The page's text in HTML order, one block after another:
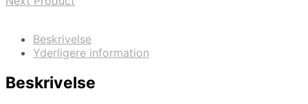
Beskrivelse
Yderligere information
Beskrivelse